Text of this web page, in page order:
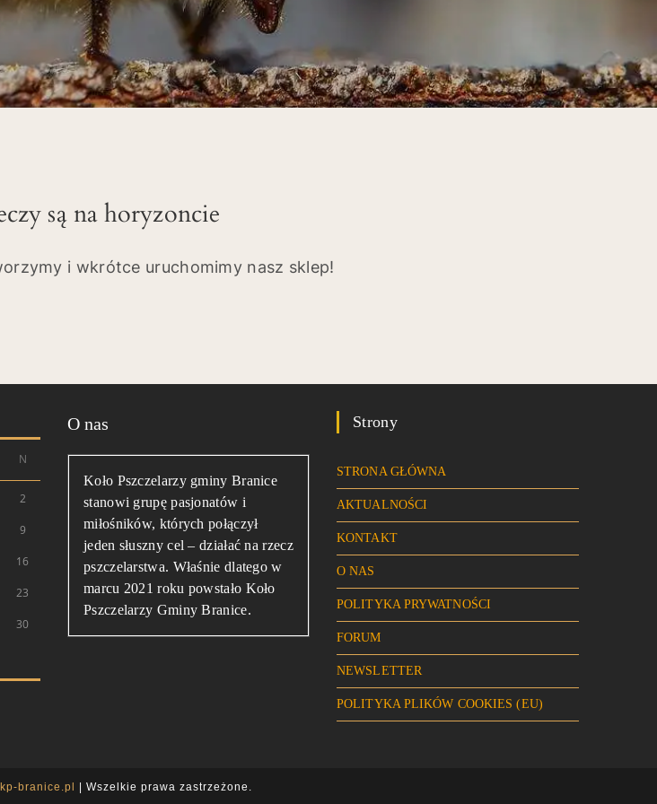
są na horyzoncie
i wkrótce uruchomimy nasz sklep!
N
2
9
16
23
30
O nas
Koło Pszczelarzy gminy Branice
stanowi grupę pasjonatów i
miłośników, których połączył
jeden słuszny cel – działać na rzecz
pszczelarstwa. Właśnie dlatego w
marcu 2021 roku powstało Koło
Pszczelarzy Gminy Branice.
Strony
STRONA GŁÓWNA
AKTUALNOŚCI
KONTAKT
O NAS
POLITYKA PRYWATNOŚCI
FORUM
NEWSLETTER
POLITYKA PLIKÓW COOKIES (EU)
kp-branice.pl | Wszelkie prawa zastrzeżone.